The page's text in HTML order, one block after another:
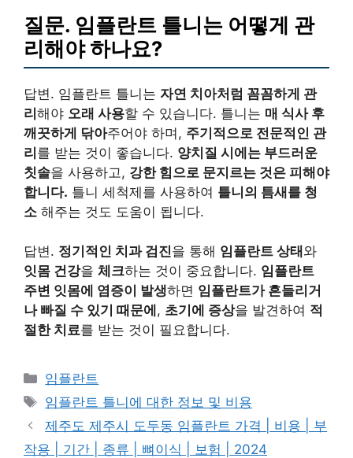
질문. 임플란트 틀니는 어떻게 관
리해야 하나요?
답변. 임플란트 틀니는 자연 치아처럼 꼼꼼하게 관
리해야 오래 사용할 수 있습니다. 틀니는 매 식사 후
깨끗하게 닦아주어야 하며, 주기적으로 전문적인 관
리를 받는 것이 좋습니다. 양치질 시에는 부드러운
칫솔을 사용하고, 강한 힘으로 문지르는 것은 피해야
합니다. 틀니 세척제를 사용하여 틀니의 틈새를 청
소 해주는 것도 도움이 됩니다.
답변. 정기적인 치과 검진을 통해 임플란트 상태 와
잇몸 건강을 체크하는 것이 중요합니다. 임플란트
주변 잇몸에 염증이 발생하면 임플란트가 흔들리거
나 빠질 수 있기 때문에 , 초기에 증상을 발견하여 적
절한 치료를 받는 것이 필요합니다.
카
테
리
임플란트
태
그
임플란트 틀니에 대한 정보 및 비용
제주도 제주시 도두동 임플란트 가격 | 비용 | 부
작용 | 기간 | 종류 | 뼈이식 | 보험 | 2024